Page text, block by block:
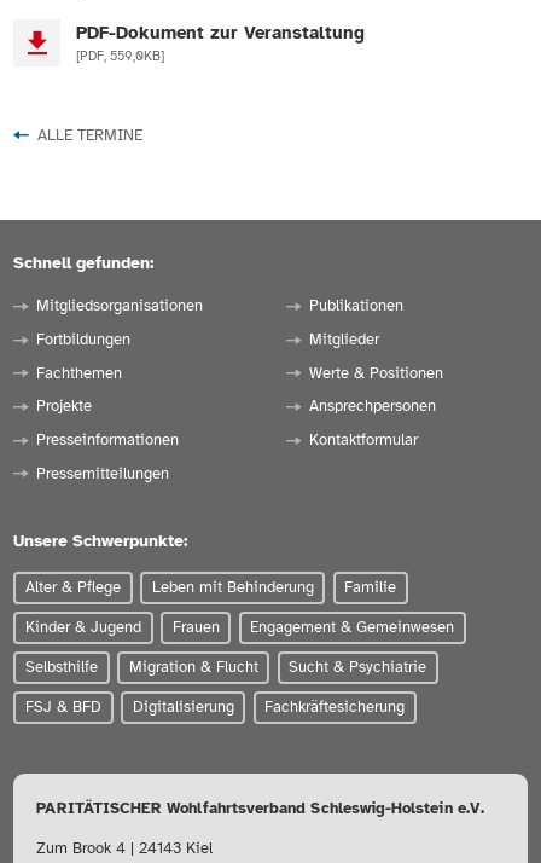
PDF-Dokument zur Veranstaltung
[PDF, 559,0KB]
ALLE TERMINE
Schnell gefunden:
Mitgliedsorganisationen
Fortbildungen
Fachthemen
Projekte
Presseinformationen
Pressemitteilungen
Publikationen
Mitglieder
Werte & Positionen
Ansprechpersonen
Kontaktformular
Unsere Schwerpunkte:
Alter & Pflege Leben mit Behinderung Familie
Kinder & Jugend Frauen Engagement & Gemeinwesen
Selbsthilfe Migration & Flucht Sucht & Psychiatrie
FSJ & BFD Digitalisierung Fachkräftesicherung
PARITÄTISCHER Wohlfahrtsverband Schleswig-Holstein e.V.
Zum Brook 4 | 24143 Kiel